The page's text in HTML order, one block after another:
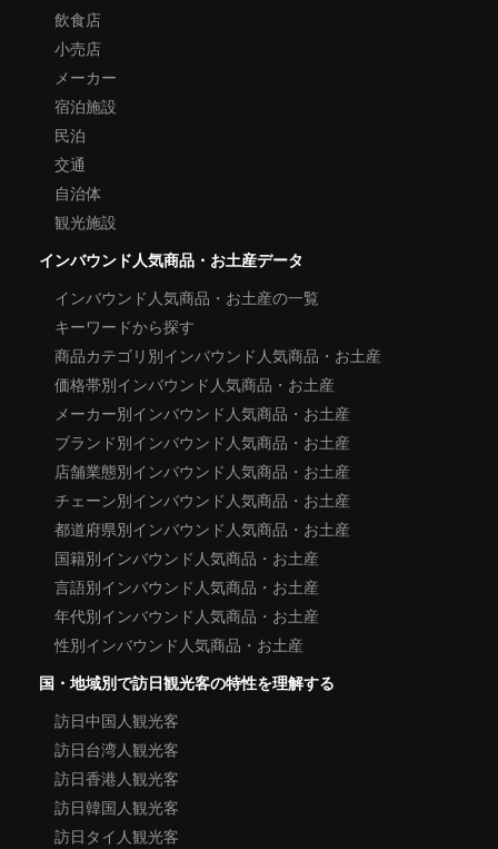
飲食店
小売店
メーカー
宿泊施設
民泊
交通
自治体
観光施設
インバウンド人気商品・お土産データ
インバウンド人気商品・お土産の一覧
キーワードから探す
商品カテゴリ別インバウンド人気商品・お土産
価格帯別インバウンド人気商品・お土産
メーカー別インバウンド人気商品・お土産
ブランド別インバウンド人気商品・お土産
店舗業態別インバウンド人気商品・お土産
チェーン別インバウンド人気商品・お土産
都道府県別インバウンド人気商品・お土産
国籍別インバウンド人気商品・お土産
言語別インバウンド人気商品・お土産
年代別インバウンド人気商品・お土産
性別インバウンド人気商品・お土産
国・地域別で訪日観光客の特性を理解する
訪日中国人観光客
訪日台湾人観光客
訪日香港人観光客
訪日韓国人観光客
訪日タイ人観光客